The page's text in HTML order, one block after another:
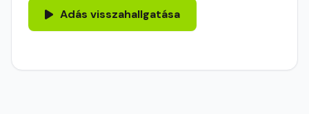
Adás visszahallgatása